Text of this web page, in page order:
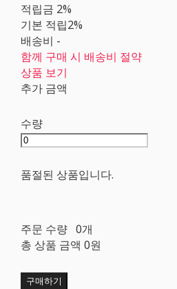
적립금 2%
기본 적립2%
배송비 -
함께 구매 시 배송비 절약
상품 보기
추가 금액
수량
품절된 상품입니다.
주문 수량 0개
총 상품 금액 0원
구매하기